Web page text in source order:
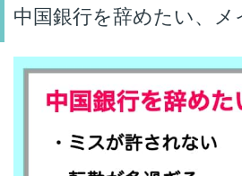
中国銀行を辞めたい、メ